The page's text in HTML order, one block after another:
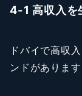
4-1 高収入を
ドバイで高収
ンドがあります